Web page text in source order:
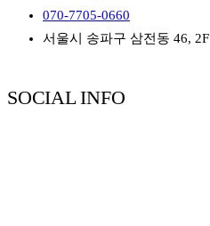
070-7705-0660
서울시 송파구 삼전동 46, 2F
SOCIAL INFO